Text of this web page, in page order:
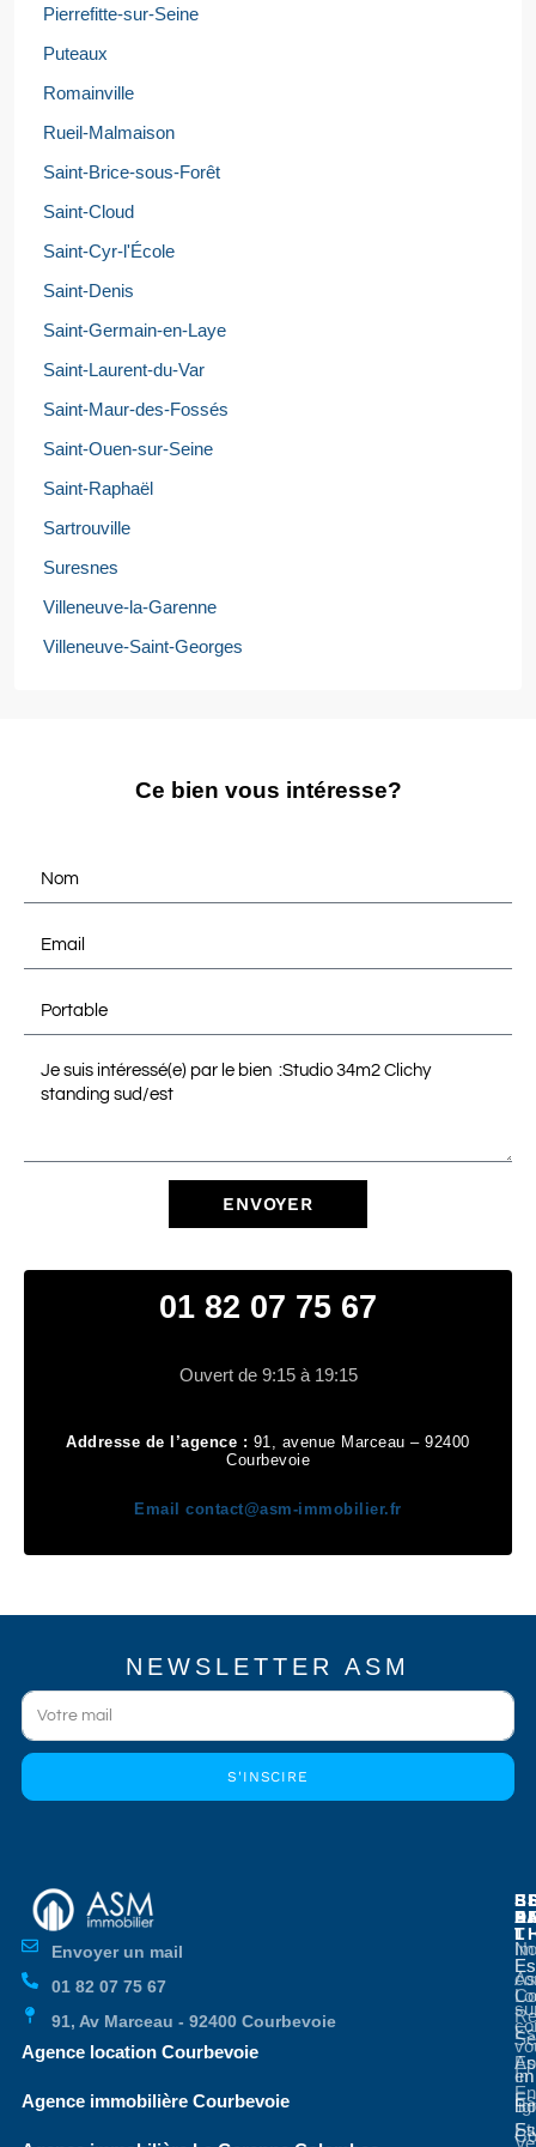
Pierrefitte-sur-Seine
Puteaux
Romainville
Rueil-Malmaison
Saint-Brice-sous-Forêt
Saint-Cloud
Saint-Cyr-l'École
Saint-Denis
Saint-Germain-en-Laye
Saint-Laurent-du-Var
Saint-Maur-des-Fossés
Saint-Ouen-sur-Seine
Saint-Raphaël
Sartrouville
Suresnes
Villeneuve-la-Garenne
Villeneuve-Saint-Georges
Ce bien vous intéresse?
ENVOYER
01 82 07 75 67
Ouvert de 9:15 à 19:15
Addresse de l’agence : 91, avenue Marceau – 92400
Courbevoie
Emailcontact@asm-immobilier.fr
NEWSLETTER ASM
S'INSCIRE
Envoyer un mail
01 82 07 75 67
91, Av Marceau - 92400 Courbevoie
Agence location Courbevoie
Agence immobilière Courbevoie
en